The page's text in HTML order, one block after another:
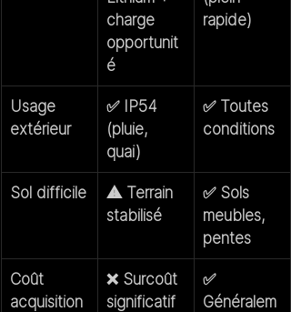
charge
opportunit
é
rapide)
Usage
extérieur
✅ IP54
(pluie,
quai)
✅ Toutes
conditions
Sol difficile
⚠️ Terrain
stabilisé
✅ Sols
meubles,
pentes
Coût
acquisition
❌ Surcoût
significatif
✅
Généralem